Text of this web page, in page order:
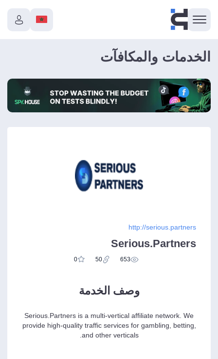
الخدمات والمكافآت
http://serious.partners
Serious.Partners
653
50
0
وصف الخدمة
Serious.Partners is a multi-vertical affiliate network. We
provide high-quality traffic services for gambling, betting,
and other verticals.